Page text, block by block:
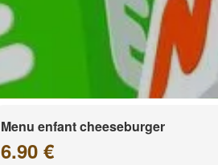
Menu enfant cheeseburger
6.90 €